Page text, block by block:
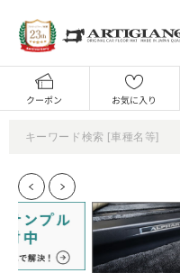
クーポン お気に入り